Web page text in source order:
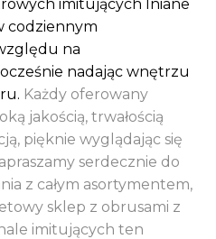
imitujących lniane
codziennym
na
nadając wnętrzu
Każdy oferowany
jakością, trwałością
pięknie wyglądając się
serdecznie do
z całym asortymentem,
sklep z obrusami z
imitujących ten